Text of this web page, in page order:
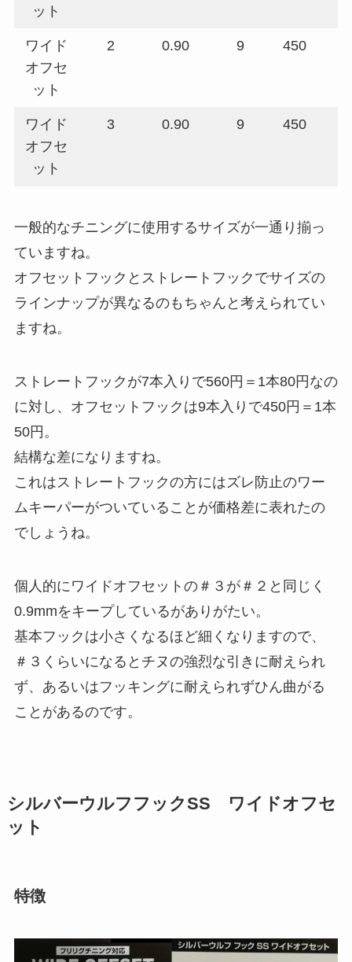
ット
ワイド
オフセ
ット
2 0.90 9 450
ワイド
オフセ
ット
3 0.90 9 450
一般的なチニングに使用するサイズが一通り揃っ
ていますね。
オフセットフックとストレートフックでサイズの
ラインナップが異なるのもちゃんと考えられてい
ますね。
ストレートフックが7本入りで560円＝1本80円なの
に対し、オフセットフックは9本入りで450円＝1本
50円。
結構な差になりますね。
これはストレートフックの方にはズレ防止のワー
ムキーパーがついていることが価格差に表れたの
でしょうね。
個人的にワイドオフセットの＃３が＃２と同じく
0.9mmをキープしているがありがたい。
基本フックは小さくなるほど細くなりますので、
＃３くらいになるとチヌの強烈な引きに耐えられ
ず、あるいはフッキングに耐えられずひん曲がる
ことがあるのです。
シルバーウルフフックSS ワイドオフセ
ット
特徴